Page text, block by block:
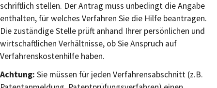
schriftlich stellen. Der Antrag muss unbedingt die Angabe
enthalten, für welches Verfahren Sie die Hilfe beantragen.
Die zuständige Stelle prüft anhand Ihrer persönlichen und
wirtschaftlichen Verhältnisse, ob Sie Anspruch auf
Verfahrenskostenhilfe haben.
Achtung: Sie müssen für jeden Verfahrensabschnitt (z.B.